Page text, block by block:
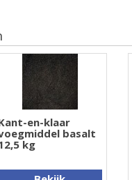
en-klaar
basalt
kg